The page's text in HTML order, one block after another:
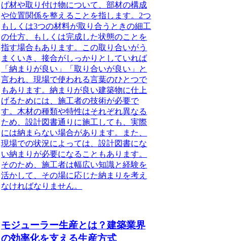
げ材や取り付け物について、部材の構成
や位置関係を整えること を指します。2つ
もしくは3つの材料が取り合うときの細工
の仕方、もしくは完成した状態のことを
指す場合もあります。この取り合いがう
まくいき、接合がしっかりとしていれば
「納まりが良い」「取り合いが良い」と
言われ、現場で使われる言葉のひとつで
もあります。納まりが良い建築物に仕上
げるためには、施工者の技術が必要で
す。木材の種類や特性はそれぞれ異なる
ため、設計図書通りに施工しても、実際
には納まらない場合があります。また、
現場での状況によっては、設計図書にな
い納まりが必要になることもあります。
そのため、施工者は幅広い知識と経験を
活かして、その場に応じた納まりを考え
なければなりません。
モジューラー生産とは？建築業界
の効率化を支える生産方式